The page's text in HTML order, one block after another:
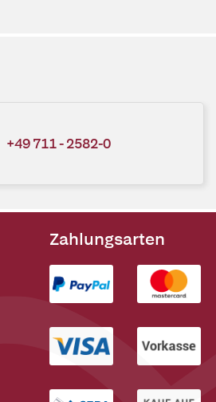
+49 711 - 2582-0
Zahlungsarten